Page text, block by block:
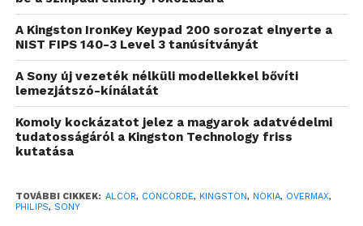
hogy gyorsan szörfölhessen a világhálón. A 4”-es IPS
képernyő és a dual SIM támogatás pedig hab a
tortán. Ez utóbbi különösképp jó lehet akkor, ha a
családi csomag mellett egy másik szolgáltató
csomagját is igénybe vennénk. Az igen okos
telefonért pedig alig 30 ezer forintot kér a gyártó.
Alcor Acces O819M
Azoknak is örömet okozhatunk, akik már
rendelkeznek egy menő okostelefonnal. Nekik az
A Kingston IronKey Keypad 200 sorozat elnyerte a
NIST FIPS 140-3 Level 3 tanúsítványát
A Sony új vezeték nélküli modellekkel bővíti
lemezjátszó-kínálatát
Komoly kockázatot jelez a magyarok adatvédelmi
tudatosságáról a Kingston Technology friss
kutatása
TOVÁBBI CIKKEK: ALCOR, CONCORDE, KINGSTON, NOKIA, OVERMAX,
PHILIPS, SONY